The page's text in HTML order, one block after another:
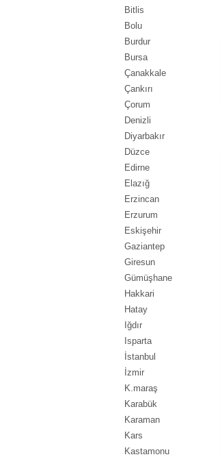
Bitlis
Bolu
Burdur
Bursa
Çanakkale
Çankırı
Çorum
Denizli
Diyarbakır
Düzce
Edirne
Elazığ
Erzincan
Erzurum
Eskişehir
Gaziantep
Giresun
Gümüşhane
Hakkari
Hatay
Iğdır
Isparta
İstanbul
İzmir
K.maraş
Karabük
Karaman
Kars
Kastamonu